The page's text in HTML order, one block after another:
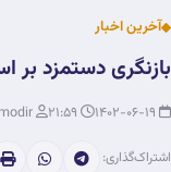
آخرین اخبار
بازنگری دستمزد بر
اشتراک‌گذاری: